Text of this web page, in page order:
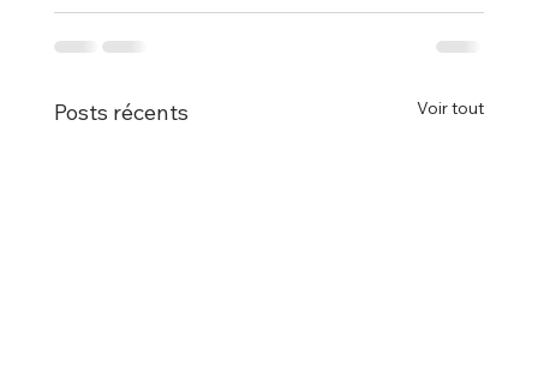
Posts récents Voir tout